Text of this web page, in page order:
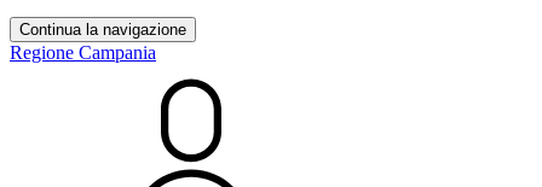
Continua la navigazione
Regione Campania